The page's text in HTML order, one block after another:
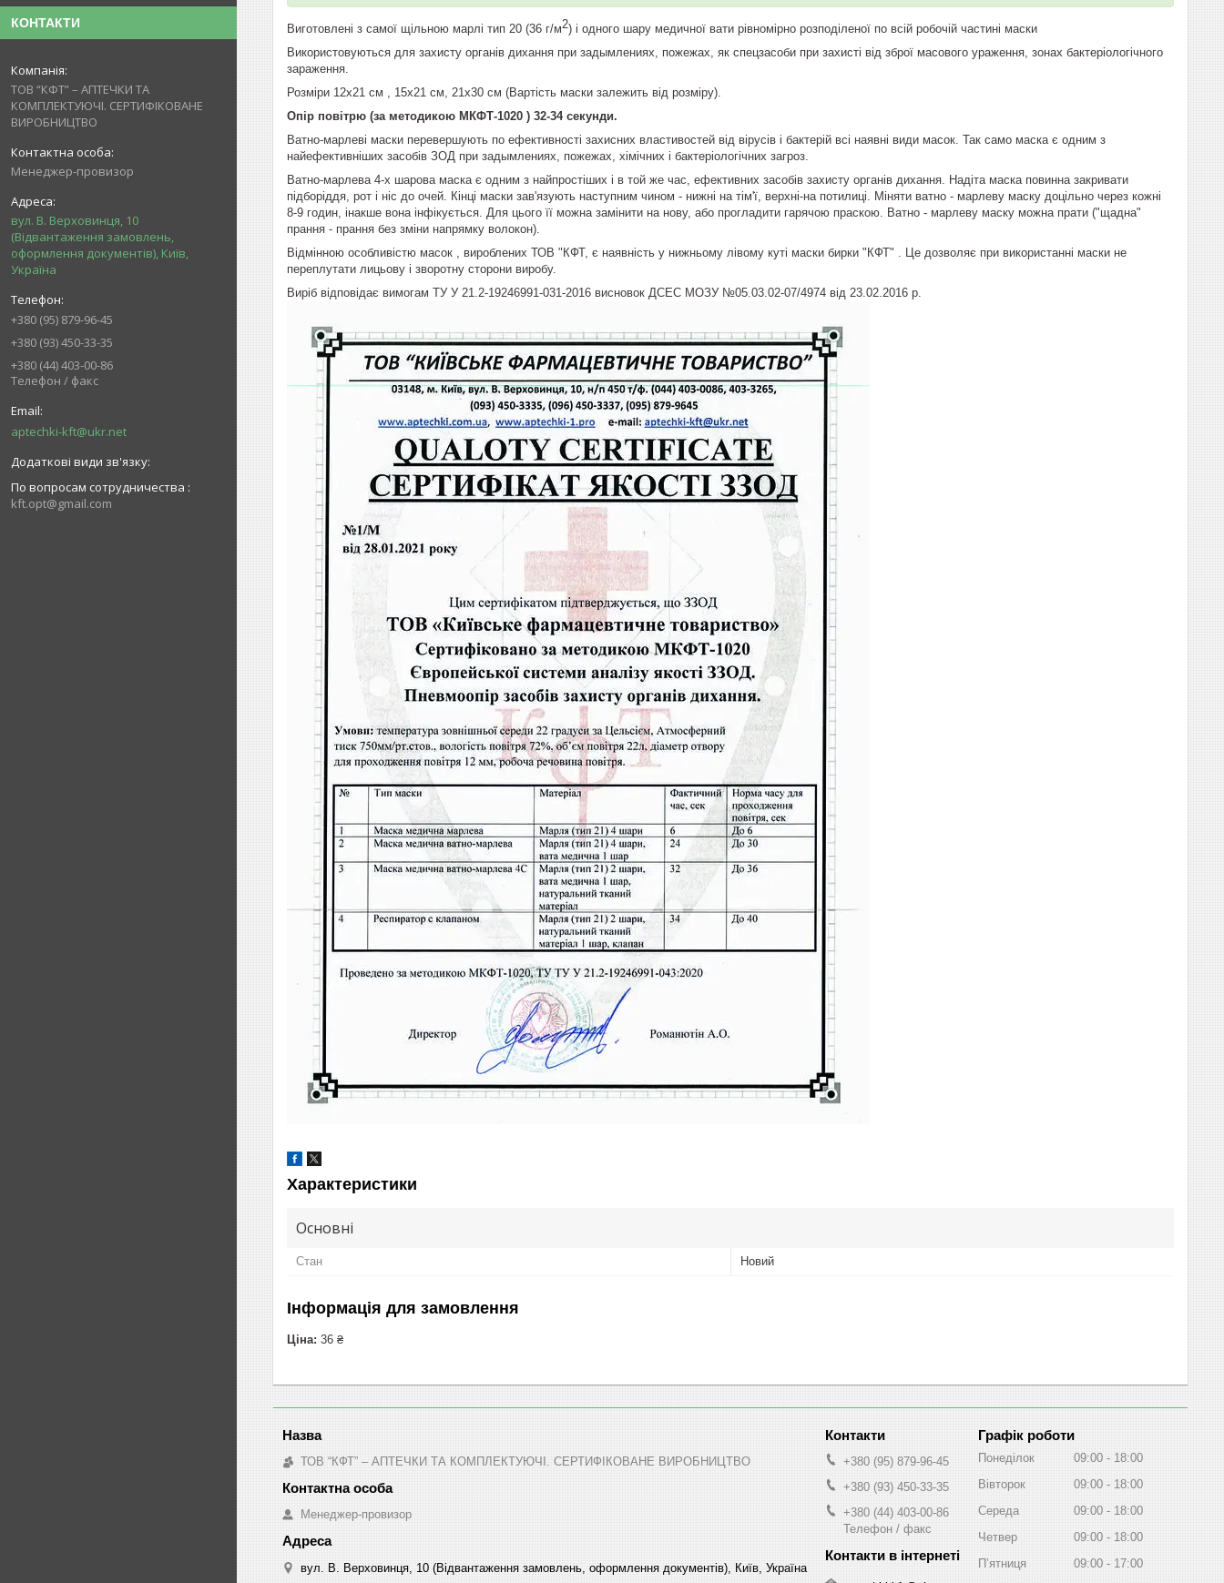
КОНТАКТИ
ТОВ “КФТ” – АПТЕЧКИ ТА
КОМПЛЕКТУЮЧІ. СЕРТИФІКОВАНЕ
ВИРОБНИЦТВО
Менеджер-провизор
вул. В. Верховинця, 10
(Відвантаження замовлень,
оформлення документів), Київ,
Україна
+380 (95) 879-96-45
+380 (93) 450-33-35
+380 (44) 403-00-86
Телефон / факс
aptechki-kft@ukr.net
По вопросам сотрудничества
kft.opt@gmail.com
Виготовлені з самої щільною марлі тип 20 (36 г/м2) і одного шару медичної вати рівномірно розподіленої по всій робочій частині маски
Використовуються для захисту органів дихання при задымлениях, пожежах, як спецзасоби при захисті від зброї масового ураження, зонах бактеріологічного
зараження.
Розміри 12х21 см , 15х21 см, 21х30 см (Вартість маски залежить від розміру).
Опір повітрю (за методикою МКФТ-1020 ) 32-34 секунди.
Ватно-марлеві маски перевершують по ефективності захисних властивостей від вірусів і бактерій всі наявні види масок. Так само маска є одним з
найефективніших засобів ЗОД при задымлениях, пожежах, хімічних і бактеріологічних загроз.
Ватно-марлева 4-х шарова маска є одним з найпростіших і в той же час, ефективних засобів захисту органів дихання. Надіта маска повинна закривати
підборіддя, рот і ніс до очей. Кінці маски зав'язують наступним чином - нижні на тім'ї, верхні-на потилиці. Міняти ватно - марлеву маску доцільно через кожні
8-9 годин, інакше вона інфікується. Для цього її можна замінити на нову, або прогладити гарячою праскою. Ватно - марлеву маску можна прати ("щадна"
прання - прання без зміни напрямку волокон).
Відмінною особливістю масок , вироблених ТОВ "КФТ, є наявність у нижньому лівому куті маски бирки "КФТ" . Це дозволяє при використанні маски не
переплутати лицьову і зворотну сторони виробу.
Виріб відповідає вимогам ТУ У 21.2-19246991-031-2016 висновок ДСЕС МОЗУ №05.03.02-07/4974 від 23.02.2016 р.
Характеристики
Основні
Стан Новий
Інформація для замовлення
Ціна: 36 ₴
ТОВ “КФТ” – АПТЕЧКИ ТА КОМПЛЕКТУЮЧІ. СЕРТИФІКОВАНЕ ВИРОБНИЦТВО
Менеджер-провизор
вул. В. Верховинця, 10 (Відвантаження замовлень, оформлення документів), Київ, Україна
+380 (95) 879-96-45
+380 (93) 450-33-35
+380 (44) 403-00-86
Телефон / факс
Графік роботи
Понеділок 09:00
18:00
Вівторок
09:00
18:00
Середа
09:00
18:00
Четвер
09:00
18:00
Пʼятниця
09:00
17:00